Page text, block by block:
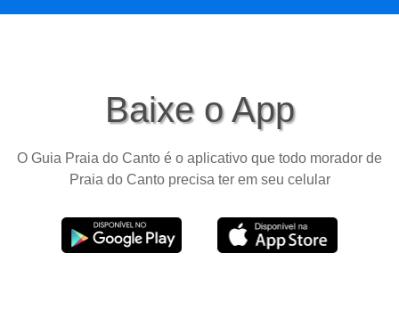
Baixe o App
O Guia Praia do Canto é o aplicativo que todo morador de
Praia do Canto precisa ter em seu celular